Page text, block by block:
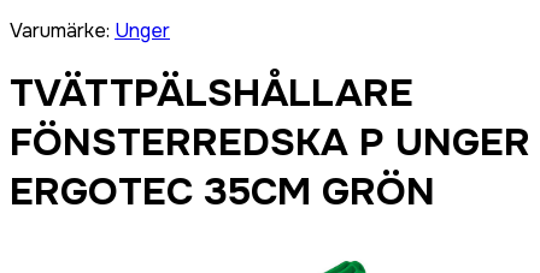
Varumärke: Unger
TVÄTTPÄLSHÅLLARE
FÖNSTERREDSKA P UNGER
ERGOTEC 35CM GRÖN